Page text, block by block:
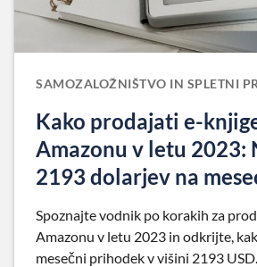
SAMOZALOŽNIŠTVO IN SPLETNI
Kako prodajati e-
Amazonu v letu 2023:
2193 dolarjev na
Spoznajte vodnik po korakih za
Amazonu v letu 2023 in odkrijte,
mesečni prihodek v višini 2193